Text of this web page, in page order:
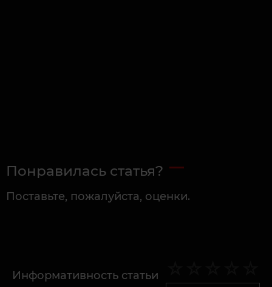
Понравилась статья?
Поставьте, пожалуйста, оценки.
Информативность статьи